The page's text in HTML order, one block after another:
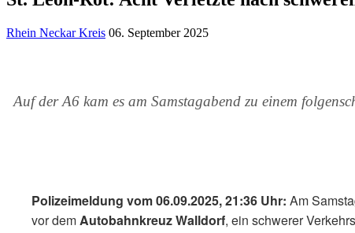
Rhein Neckar Kreis 06. September 2025
Auf der A6 kam es am Samstagabend zu einem
Polizeimeldung vom 06.09.2025, 21:36 Uhr: Am
vor demAutobahnkreuz Walldorf, ein schwerer